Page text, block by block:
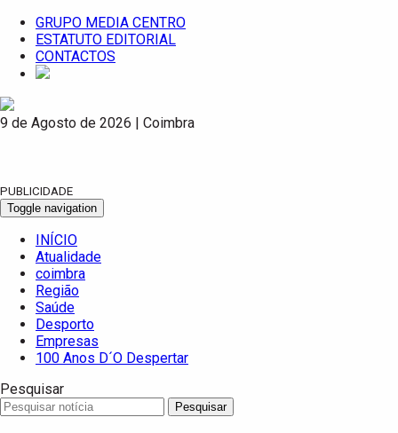
GRUPO MEDIA CENTRO
ESTATUTO EDITORIAL
CONTACTOS
9 de Agosto de 2026 | Coimbra
PUBLICIDADE
Toggle navigation
INÍCIO
Atualidade
coimbra
Região
Saúde
Desporto
Empresas
100 Anos D´O Despertar
Pesquisar
Pesquisar